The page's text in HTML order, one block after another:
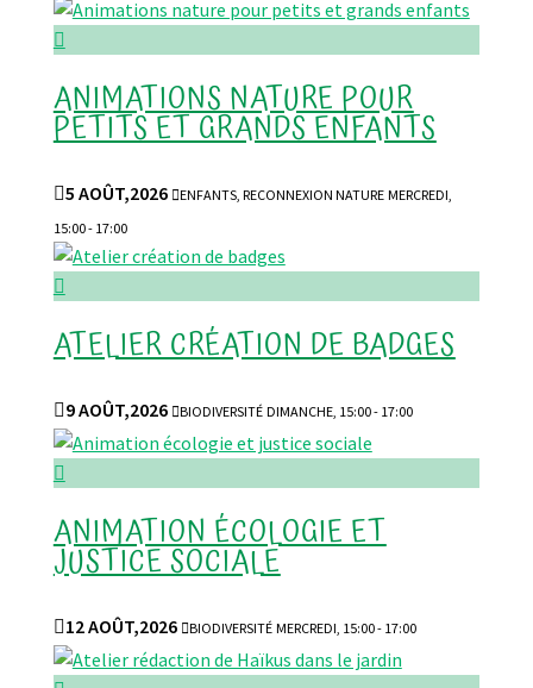

ANIMATIONS NATURE POUR
PETITS ET GRANDS ENFANTS
5 AOÛT,2026 ENFANTS, RECONNEXION NATURE MERCREDI,
15:00 - 17:00

ATELIER CRÉATION DE BADGES
9 AOÛT,2026 BIODIVERSITÉ DIMANCHE, 15:00 - 17:00

ANIMATION ÉCOLOGIE ET
JUSTICE SOCIALE
12 AOÛT,2026 BIODIVERSITÉ MERCREDI, 15:00 - 17:00